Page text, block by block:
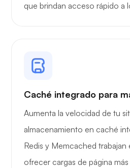
que brindan acceso rápido a
Caché integrado para
Aumenta la velocidad de tu
almacenamiento en caché
Redis y Memcached
ofrecer cargas de página